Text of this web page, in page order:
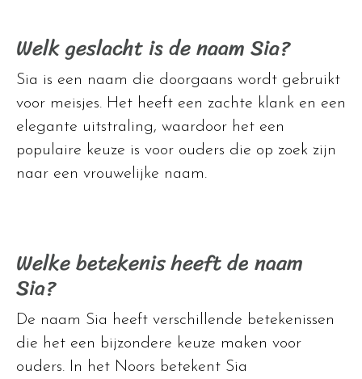
Welk geslacht is de naam Sia?
Sia is een naam die doorgaans wordt gebruikt
voor meisjes. Het heeft een zachte klank en een
elegante uitstraling, waardoor het een
populaire keuze is voor ouders die op zoek zijn
naar een vrouwelijke naam.
Welke betekenis heeft de naam
Sia?
De naam Sia heeft verschillende betekenissen
die het een bijzondere keuze maken voor
ouders. In het Noors betekent Sia